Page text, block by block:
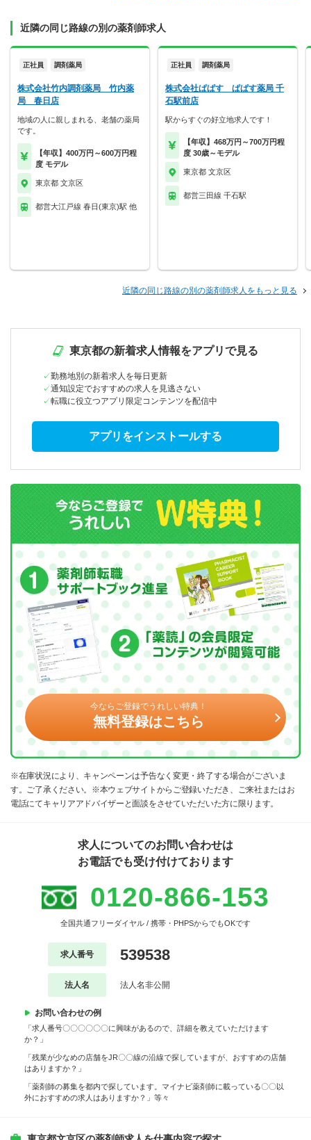
近隣の同じ路線の別の薬剤師求人
正社員 調剤薬局
株式会社竹内調剤薬局 竹内薬
局 春日店
地域の人に親しまれる、老舗の薬局
です。
【年収】400万円～600万円程
度 モデル
東京都 文京区
都営大江戸線 春日(東京)駅 他
正社員 調剤薬局
株式会社ぱぱす ぱぱす薬局 千
石駅前店
駅からすぐの好立地求人です！
【年収】468万円～700万円程
度 30歳～モデル
東京都 文京区
都営三田線 千石駅
近隣の同じ路線の別の薬剤師求人をもっと見る
東京都の新着求人情報をアプリで見る
勤務地別の新着求人を毎日更新
通知設定でおすすめの求人を見逃さない
転職に役立つアプリ限定コンテンツを配信中
アプリをインストールする
今ならご登録でうれしい特典！
無料登録はこちら
※在庫状況により、キャンペーンは予告なく変更・終了する場合がございま
す。ご了承ください。※本ウェブサイトからご登録いただき、ご来社またはお
電話にてキャリアアドバイザーと面談をさせていただいた方に限ります。
求人についてのお問い合わせは
お電話でも受け付けております
0120-866-153
全国共通フリーダイヤル / 携帯・PHPSからでもOKです
求人番号 539538
法人名 法人名非公開
お問い合わせの例
「求人番号〇〇〇〇〇〇に興味があるので、詳細を教えていただけます
か？」
「残業が少なめの店舗をJR〇〇線の沿線で探していますが、おすすめの店舗
はありますか？」
「薬剤師の募集を都内で探しています。マイナビ薬剤師に載っている〇〇以
外におすすめの求人はありますか？」等々